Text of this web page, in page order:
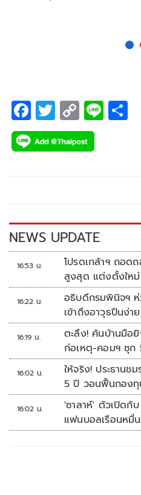
F
ac
e
k
T
wi
tt
C
o
p
k
Li
NEWS UPDATE
16:53 น.
โปรดเกล้าฯ ถอด
สูงสุด แต่งตั้งใหม่
16:22 น.
อธิบดีกรมพินิจฯ
เข้าถึงอาวุธปืนง่
ชนวนสำคัญ
16:19 น.
ตะลึง! ค้นบ้านมือ
ก่อเหตุ-คอมฯ ซุก
16:02 น.
ให้จริง! ประธานช
5 ปี วอนฟื้นกองทุ
16:02 น.
'ซาลาห์' ตัวเปิดกั
แฟนบอลเรือนหมื่น